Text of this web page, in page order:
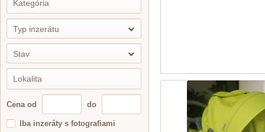
Typ inzerátu
Stav
Cena od do
Iba inzeráty s fotografiami